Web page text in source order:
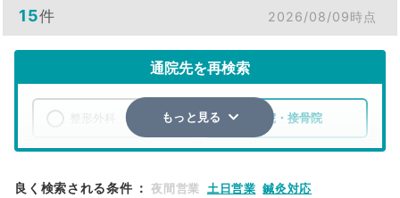
15件 2026/08/09時点
通院先を再検索
整骨院・接骨院
もっと見る
良く検索される条件 ： 夜間営業 土日営業 鍼灸対応